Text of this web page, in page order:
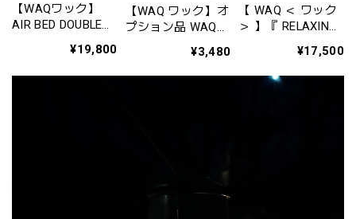
【WAQワック】
AIR BED DOUBLE
¥19,800
【WAQ ワック】オ
プション品 WAQ
ランドシート〈 エ
アベッドシング
¥3,480
【 WAQ ＜ ワック
＞ 】『 RELAXING
リラクシング キャ
ンプマット プラス
）‐ Single ( シング
¥17,500